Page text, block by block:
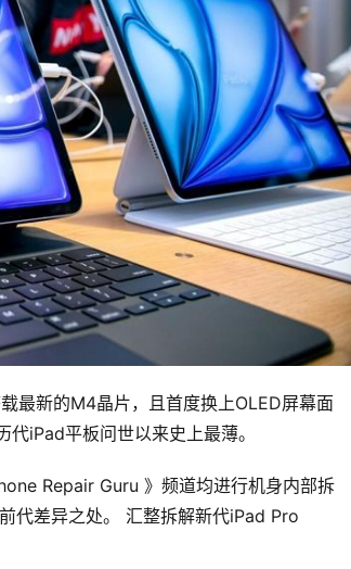
最新的M4晶片，且首度换上OLED屏幕面
iPad平板问世以来史上最薄。
Repair Guru 》频道均进行机身内部拆
代差异之处。 汇整拆解新代iPad Pro